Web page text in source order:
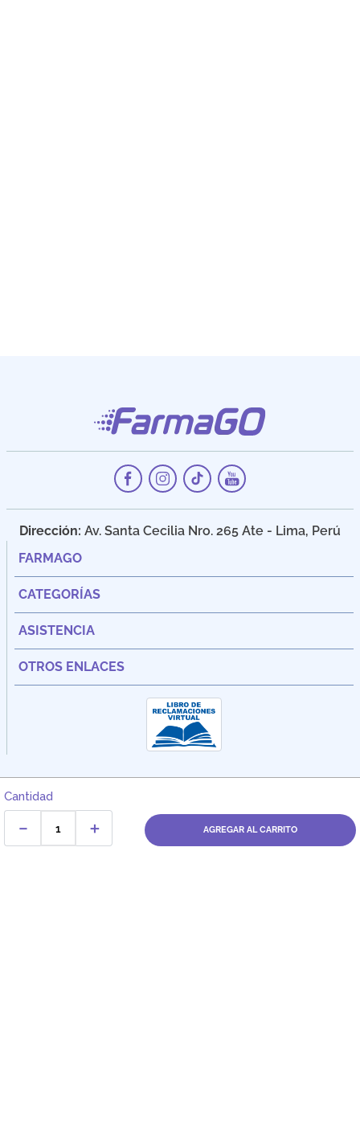
Cantidad
＋
－ AGREGAR AL CARRITO
Dirección: Av. Santa Cecilia Nro. 265 Ate - Lima, Perú
FARMAGO
CATEGORÍAS
ASISTENCIA
OTROS ENLACES